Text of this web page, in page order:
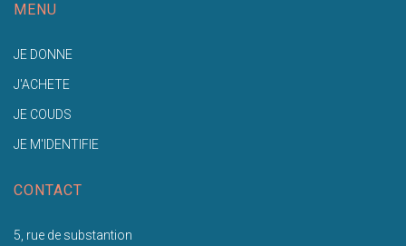
MENU
JE DONNE
J'ACHETE
JE COUDS
JE M'IDENTIFIE
CONTACT
5, rue de substantion